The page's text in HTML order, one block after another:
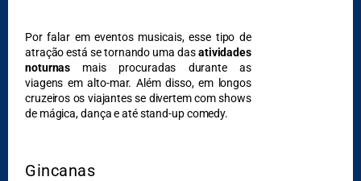
Por falar em eventos musicais, esse tipo de
atração está se tornando uma dasatividades
noturnas mais procuradas durante as
viagens em alto-mar. Além disso, em longos
cruzeiros os viajantes se divertem com shows
de mágica, dança e até stand-up comedy.
Gincanas